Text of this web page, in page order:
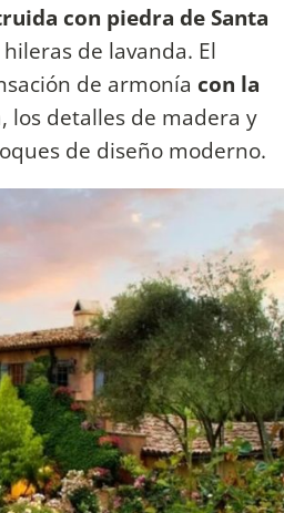
con piedra de Santa
de lavanda. El
de armonía con la
los detalles de madera y
de diseño moderno.